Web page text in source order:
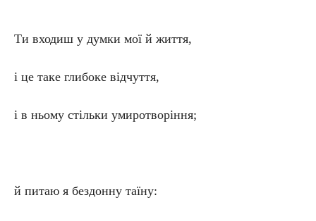
Ти входиш у думки мої й життя,
і це таке глибоке відчуття,
і в ньому стільки умиротворіння;
й питаю я бездонну таїну: